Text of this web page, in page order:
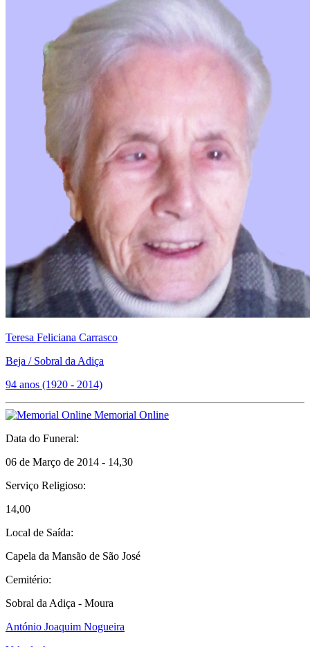
Teresa Feliciana Carrasco
Beja / Sobral da Adiça
94 anos (1920 - 2014)
Memorial Online
Data do Funeral:
06 de Março de 2014 - 14,30
Serviço Religioso:
14,00
Local de Saída:
Capela da Mansão de São José
Cemitério:
Sobral da Adiça - Moura
António Joaquim Nogueira